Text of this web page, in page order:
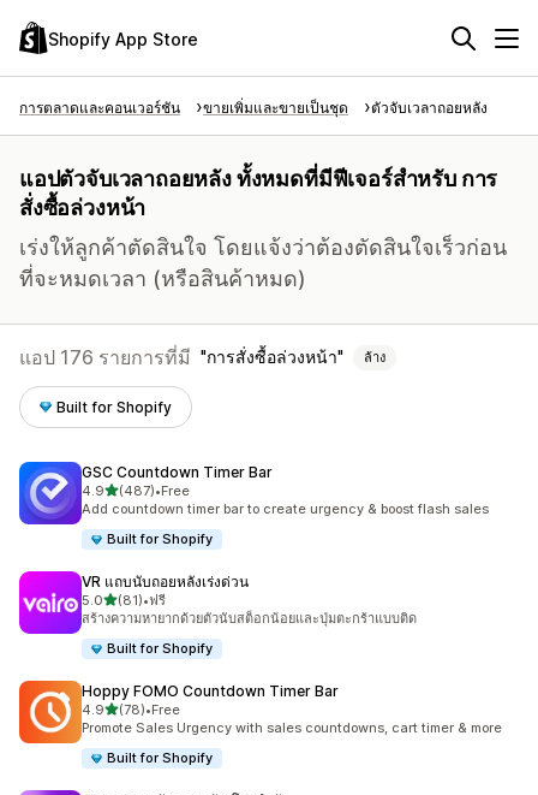
Shopify App Store
การตลาดและคอนเวอร์ชัน ขายเพิ่มและขายเป็นชุด ตัวจับเวลาถอยหลัง
แอปตัวจับเวลาถอยหลัง ทั้งหมดที่มีฟีเจอร์สำหรับ การ
สั่งซื้อล่วงหน้า
เร่งให้ลูกค้าตัดสินใจ โดยแจ้งว่าต้องตัดสินใจเร็วก่อน
ที่จะหมดเวลา (หรือสินค้าหมด)
แอป 176 รายการที่มี การสั่งซื้อล่วงหน้า ล้าง
Built for Shopify
GSC Countdown Timer Bar
4.9เต็ม 5 ดาว
(487)
ทั้งหมด 487 รีวิว
•Free
Add countdown timer bar to create urgency & boost flash sales
Built for Shopify
VR แถบนับถอยหลังเร่งด่วน
5.0เต็ม 5 ดาว
(81)
ทั้งหมด 81 รีวิว
•ฟรี
สร้างความหายากด้วยตัวนับสต็อกน้อยและปุ่มตะกร้าแบบติด
Built for Shopify
Hoppy FOMO Countdown Timer Bar
4.9เต็ม 5 ดาว
(78)
ทั้งหมด 78 รีวิว
•Free
Promote Sales Urgency with sales countdowns, cart timer & more
Built for Shopify